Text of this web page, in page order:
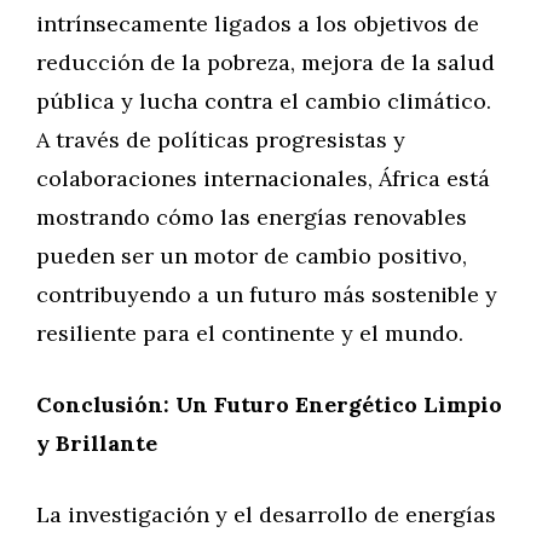
intrínsecamente ligados a los objetivos de
reducción de la pobreza, mejora de la salud
pública y lucha contra el cambio climático.
A través de políticas progresistas y
colaboraciones internacionales, África está
mostrando cómo las energías renovables
pueden ser un motor de cambio positivo,
contribuyendo a un futuro más sostenible y
resiliente para el continente y el mundo.
Conclusión: Un Futuro Energético Limpio
y Brillante
La investigación y el desarrollo de energías